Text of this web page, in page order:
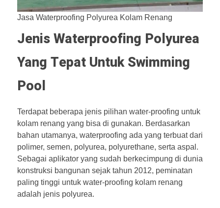
Jasa Waterproofing Polyurea Kolam Renang
Jenis Waterproofing Polyurea
Yang Tepat Untuk Swimming
Pool
Terdapat beberapa jenis pilihan water-proofing untuk
kolam renang yang bisa di gunakan. Berdasarkan
bahan utamanya, waterproofing ada yang terbuat dari
polimer, semen, polyurea, polyurethane, serta aspal.
Sebagai aplikator yang sudah berkecimpung di dunia
konstruksi bangunan sejak tahun 2012, peminatan
paling tinggi untuk water-proofing kolam renang
adalah jenis polyurea.